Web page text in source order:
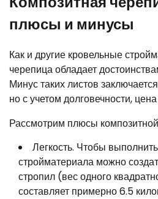
плюсы и минусы
Как и другие кровельные
черепица обладает
Минус таких листов
но с учетом долговечности,
Рассмотрим плюсы
Легкость. Чтобы
стройматериала можно
стропил (вес одного
составляет примерно 6.5